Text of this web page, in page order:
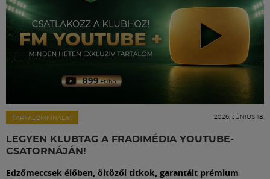
TARTALOMKÍNÁLAT 2026. JÚNIUS 18.
LEGYEN KLUBTAG A FRADIMÉDIA YOUTUBE-
CSATORNÁJÁN!
Edzőmeccsek élőben, öltözői titkok, garantált prémium
Jegyek
FM YouTube +
Labdarúgás